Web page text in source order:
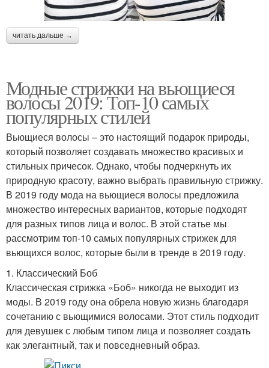
читать дальше →
Модные стрижки на вьющиеся
волосы 2019: Топ-10 самых
популярных стилей
Вьющиеся волосы – это настоящий подарок природы,
который позволяет создавать множество красивых и
стильных причесок. Однако, чтобы подчеркнуть их
природную красоту, важно выбрать правильную стрижку.
В 2019 году мода на вьющиеся волосы предложила
множество интересных вариантов, которые подходят
для разных типов лица и волос. В этой статье мы
рассмотрим топ-10 самых популярных стрижек для
вьющихся волос, которые были в тренде в 2019 году.
1. Классический Боб
Классическая стрижка «Боб» никогда не выходит из
моды. В 2019 году она обрела новую жизнь благодаря
сочетанию с вьющимися волосами. Этот стиль подходит
для девушек с любым типом лица и позволяет создать
как элегантный, так и повседневный образ.